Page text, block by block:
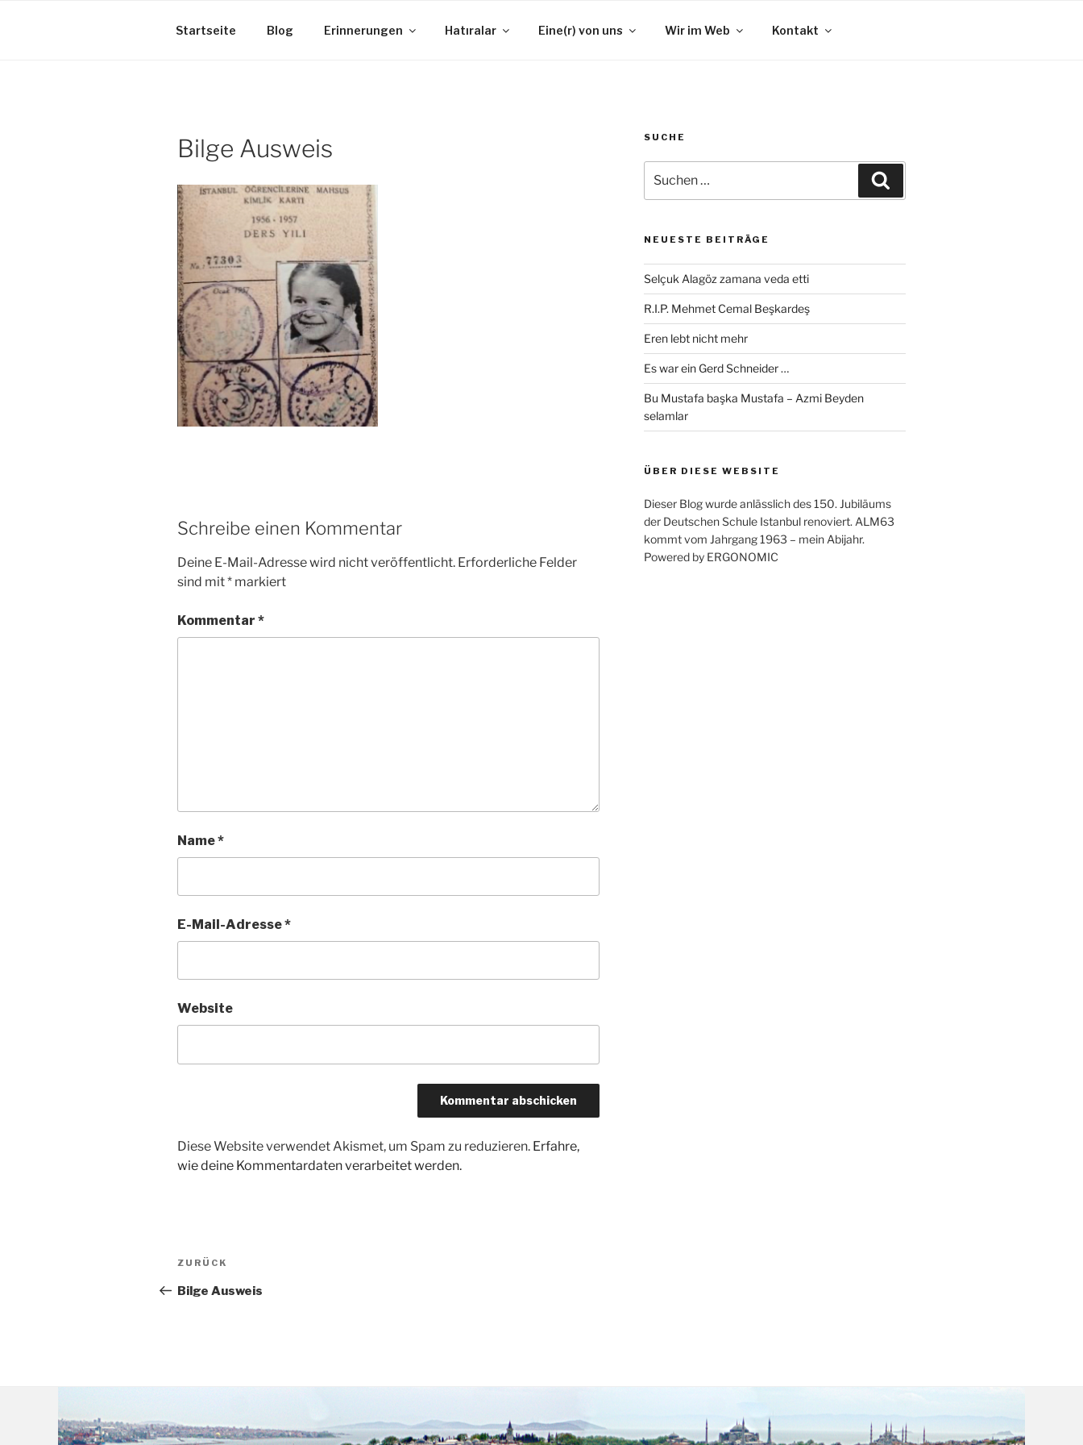
Startseite Blog Erinnerungen Hatıralar Eine(r) von uns Wir im Web Kontakt
Bilge Ausweis
Schreibe einen Kommentar
Deine E-Mail-Adresse wird nicht veröffentlicht. Erforderliche Felder
sind mit* markiert
Kommentar *
Name*
E-Mail-Adresse*
Website
Diese Website verwendet Akismet, um Spam zu reduzieren. Erfahre,
wie deine Kommentardaten verarbeitet werden.
Beitragsnavigation
Vorheriger
ZURÜCK
Bilge Ausweis
SUCHE
nach:
NEUESTE BEITRÄGE
Selçuk Alagöz zamana veda etti
R.I.P. Mehmet Cemal Beşkardeş
Eren lebt nicht mehr
Es war ein Gerd Schneider …
Bu Mustafa başka Mustafa – Azmi Beyden
selamlar
ÜBER DIESE WEBSITE
Dieser Blog wurde anlässlich des 150. Jubiläums
der Deutschen Schule Istanbul renoviert. ALM63
kommt vom Jahrgang 1963 – mein Abijahr.
Powered by ERGONOMIC